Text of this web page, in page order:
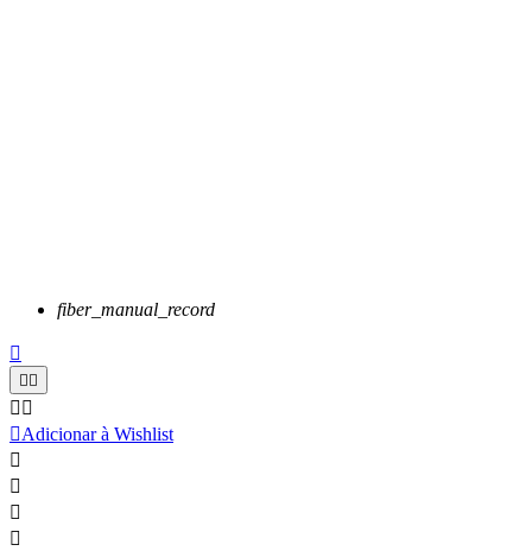
fiber_manual_record

 
 
Adicionar à Wishlist



